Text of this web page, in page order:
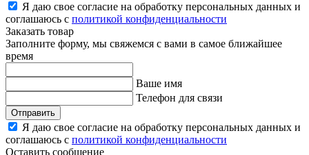
Я даю свое согласие на обработку персональных данных и
соглашаюсь с политикой конфиденциальности
Заказать товар
Заполните форму, мы свяжемся с вами в самое ближайшее
время
Ваше имя
Телефон для связи
Отправить
Я даю свое согласие на обработку персональных данных и
соглашаюсь с политикой конфиденциальности
Оставить сообщение